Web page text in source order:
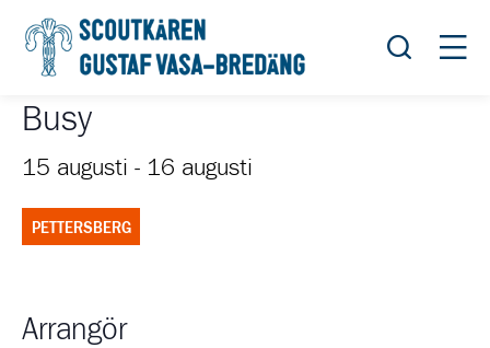
Öppna
Busy
15 augusti - 16 augusti
PETTERSBERG
Arrangör